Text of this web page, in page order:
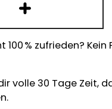
100 % zufrieden? Kein
volle 30 Tage Zeit,